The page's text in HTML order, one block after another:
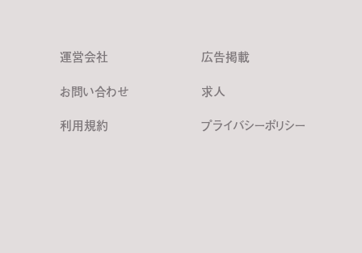
運営会社
広告掲載
お問い合わせ
求人
利用規約 プライバシーポリシー